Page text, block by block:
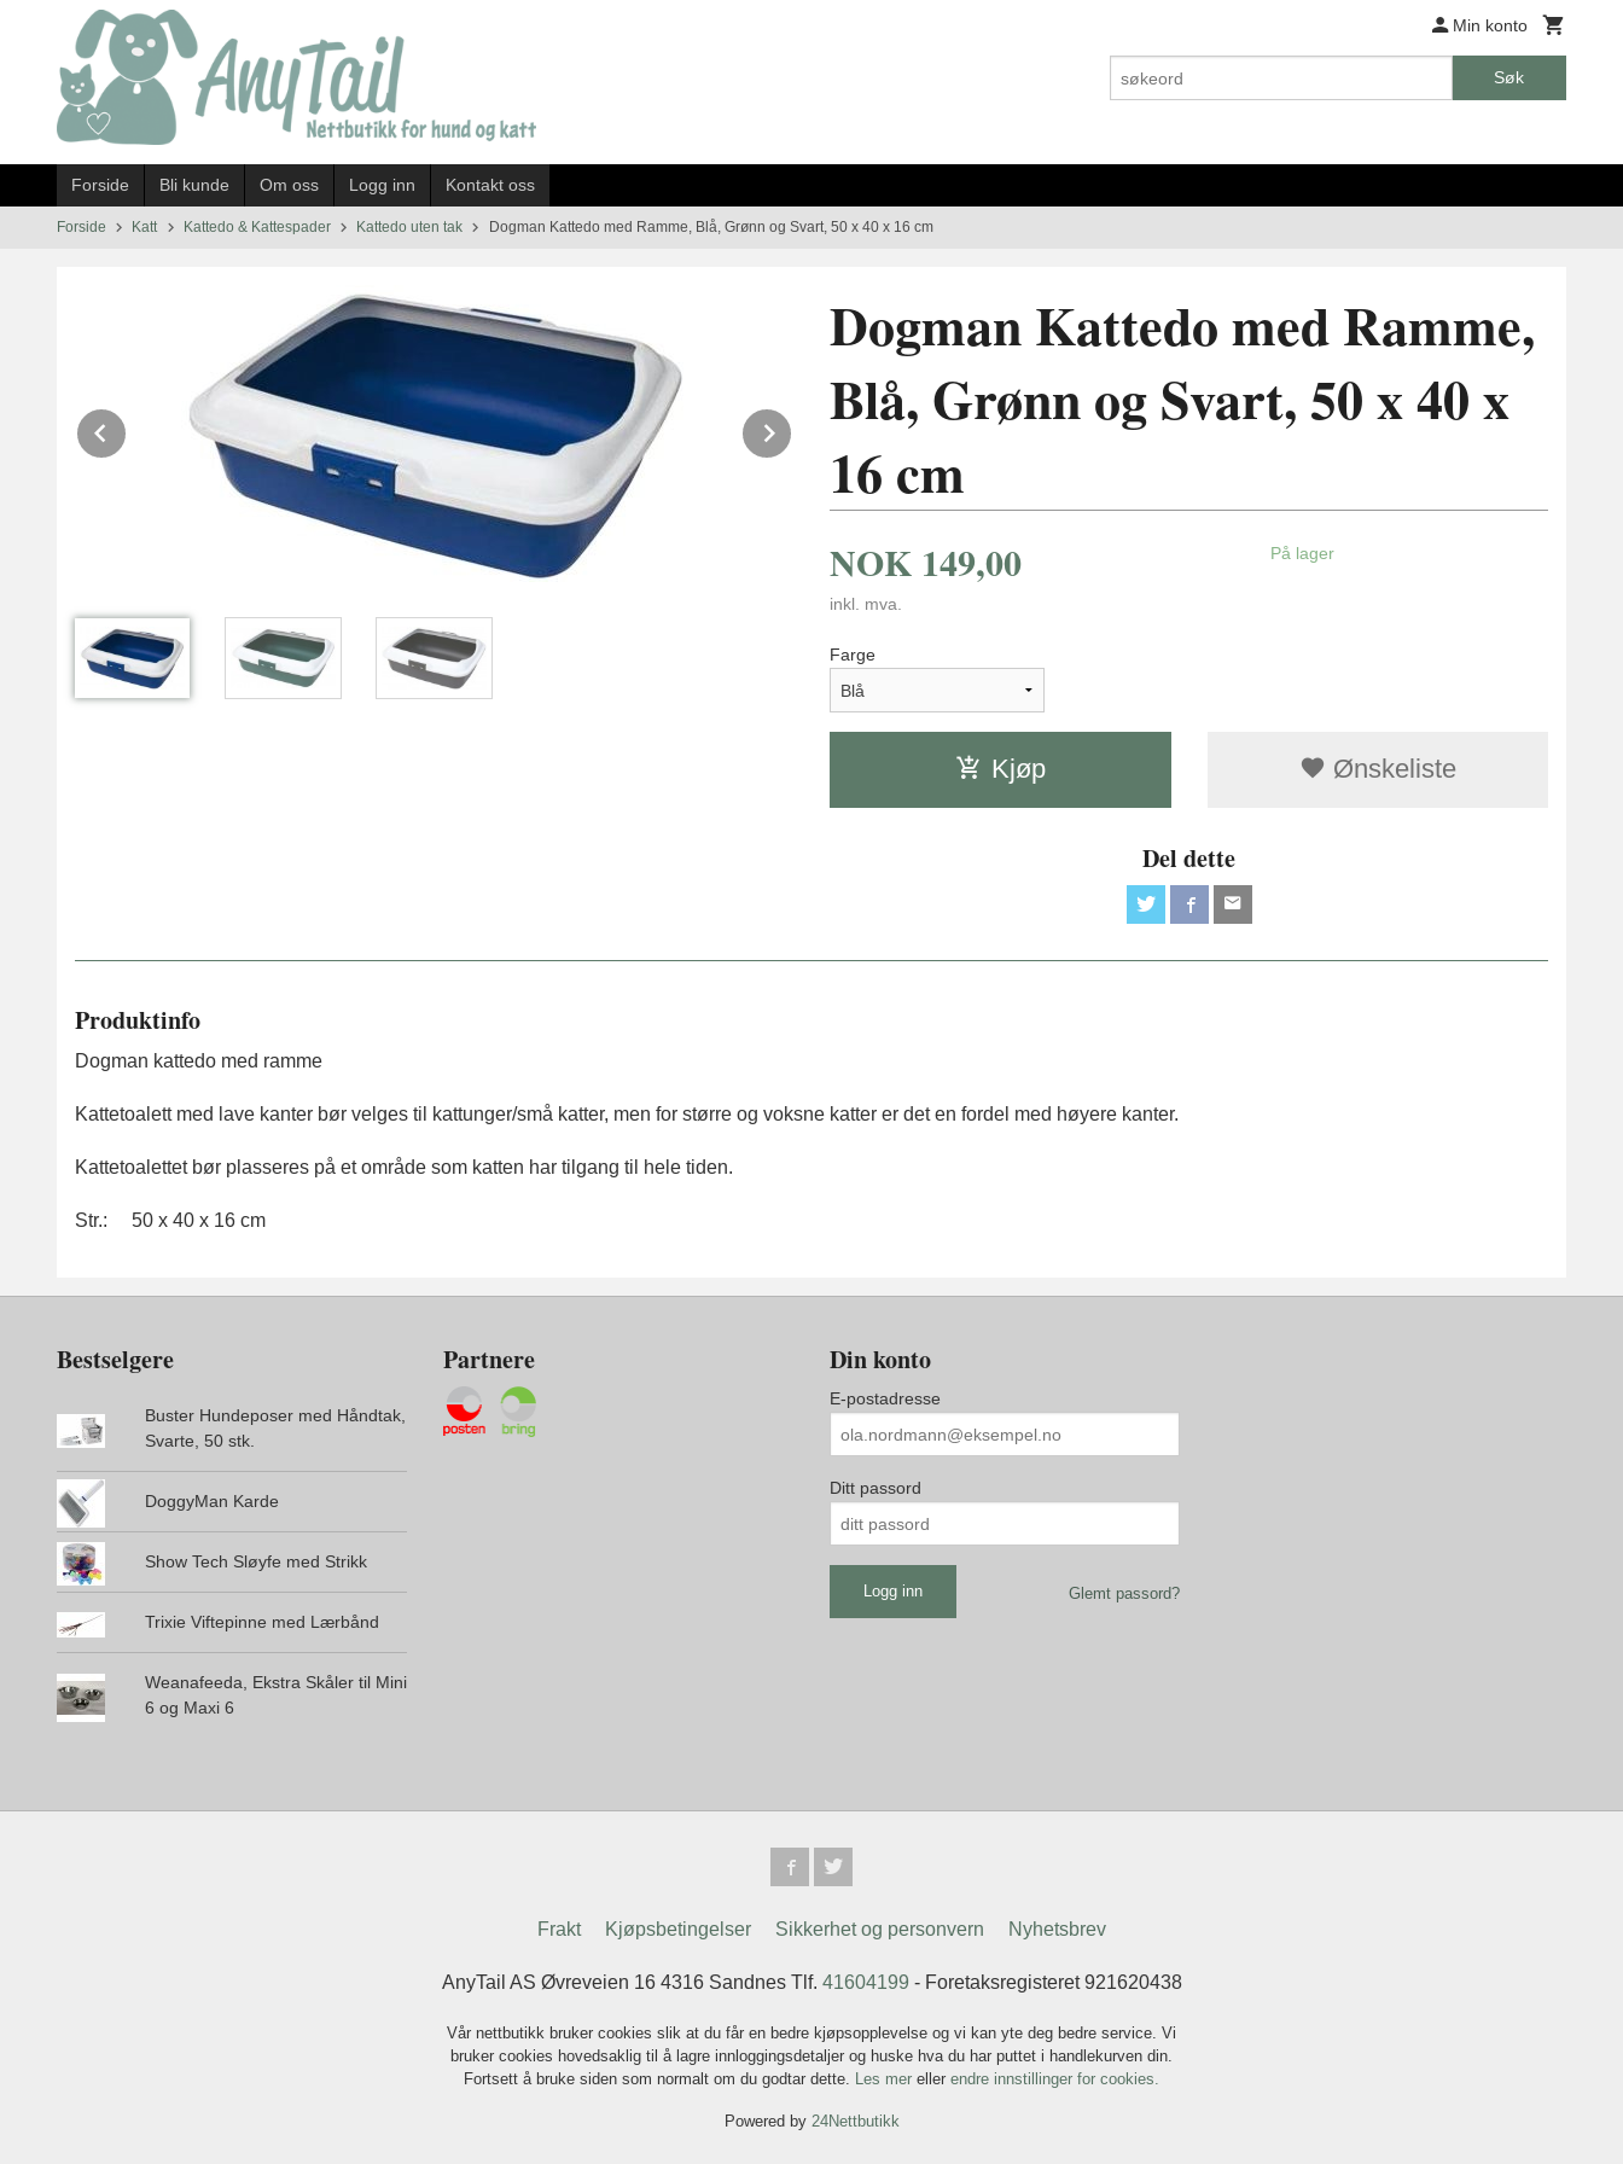
innholdet
Min konto
Søk
Forside Bli kunde Om oss Logg inn Kontakt oss
Forside Katt Kattedo & Kattespader Kattedo uten tak Dogman Kattedo med Ramme, Blå, Grønn og Svart, 50 x 40 x 16 cm
Next
Dogman Kattedo med Ramme,
Blå, Grønn og Svart, 50 x 40 x
16 cm
NOK 149,00
inkl. mva.
På lager
Farge
Kjøp Ønskeliste
Del dette
Produktinfo
Dogman kattedo med ramme
Kattetoalett med lave kanter bør velges til kattunger/små katter, men for større og voksne katter er det en fordel med høyere kanter.
Kattetoalettet bør plasseres på et område som katten har tilgang til hele tiden.
Str.: 50 x 40 x 16 cm
Bestselgere
Buster Hundeposer med Håndtak,
Svarte, 50 stk.
DoggyMan Karde
Show Tech Sløyfe med Strikk
Trixie Viftepinne med Lærbånd
Weanafeeda, Ekstra Skåler til Mini
6 og Maxi 6
Partnere Din konto
E-postadresse
Ditt passord
Glemt passord?
Frakt Kjøpsbetingelser Sikkerhet og personvern Nyhetsbrev
AnyTail AS Øvreveien 16 4316 Sandnes Tlf. 41604199 - Foretaksregisteret 921620438
Vår nettbutikk bruker cookies slik at du får en bedre kjøpsopplevelse og vi kan yte deg bedre service. Vi
bruker cookies hovedsaklig til å lagre innloggingsdetaljer og huske hva du har puttet i handlekurven din.
Fortsett å bruke siden som normalt om du godtar dette. Les mer eller endre innstillinger for cookies.
Powered by 24Nettbutikk